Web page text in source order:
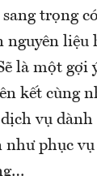
trọng
nguyên liệu
là một gợi
kết cùng
vụ
phục